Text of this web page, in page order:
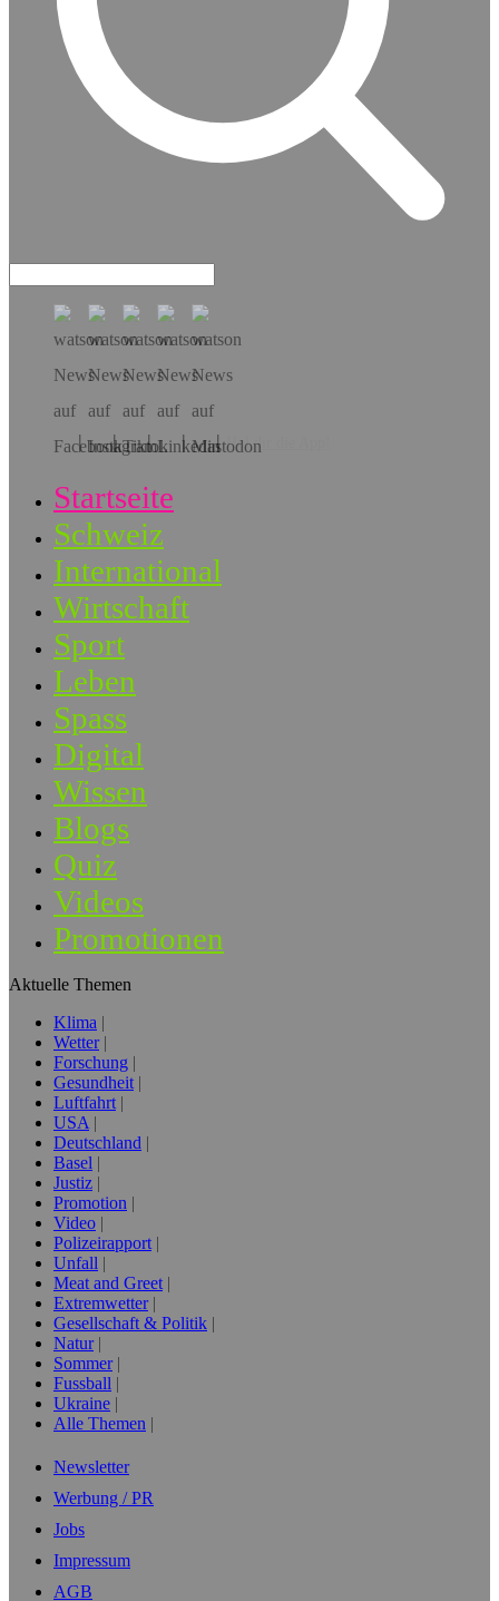
Hol dir die App!
Startseite
Schweiz
International
Wirtschaft
Sport
Leben
Spass
Digital
Wissen
Blogs
Quiz
Videos
Promotionen
Aktuelle Themen
Klima
Wetter
Forschung
Gesundheit
Luftfahrt
USA
Deutschland
Basel
Justiz
Promotion
Video
Polizeirapport
Unfall
Meat and Greet
Extremwetter
Gesellschaft & Politik
Natur
Sommer
Fussball
Ukraine
Alle Themen
Newsletter
Werbung / PR
Jobs
Impressum
AGB